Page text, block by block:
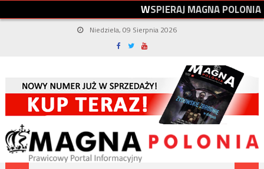
WSPIERAJMAGNAPOLONIA
Niedziela, 09 Sierpnia 2026